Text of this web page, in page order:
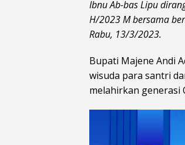
Ibnu Ab-bas Lipu
H/2023 M bersama
Rabu, 13/3/2023.
Bupati Majene Andi
wisuda para santri
melahirkan generasi